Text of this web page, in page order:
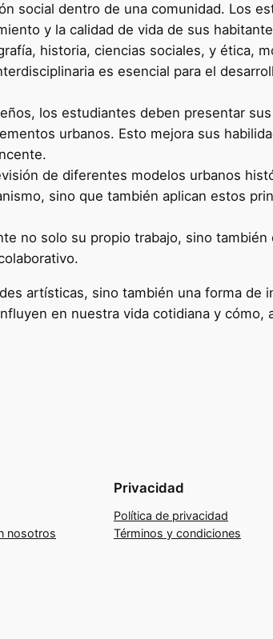
social dentro de una comunidad. Los
y la calidad de vida de sus
historia, ciencias sociales, y ética,
es esencial para el
los estudiantes deben presentar
urbanos. Esto mejora sus
de diferentes modelos urbanos
sino que también aplican estos
no solo su propio trabajo, sino también
artísticas, sino también una forma de
en nuestra vida cotidiana y cómo,
nosotros
Privacidad
Política de privacidad
Términos y condiciones